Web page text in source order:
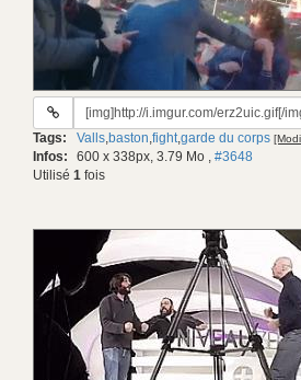
URL
gif:
Tags: Valls,baston,fight,garde du corps
Infos: 600 x 338px, 3.79 Mo , #3648
Utilisé 1 fois